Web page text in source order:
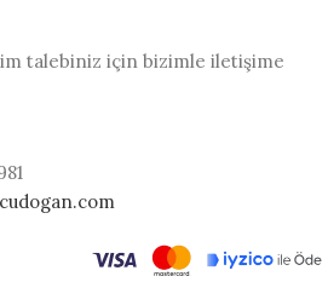
talebiniz için bizimle iletişime